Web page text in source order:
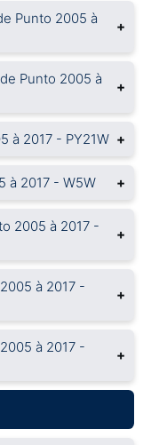
Punto 2005 à
+
Punto 2005 à
+
à 2017 - PY21W +
à 2017 - W5W +
2005 à 2017 -
+
à 2017 -
+
à 2017 -
+